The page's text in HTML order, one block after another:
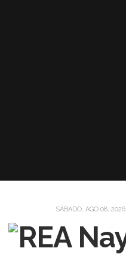
SÁBADO, AGO 08, 2026